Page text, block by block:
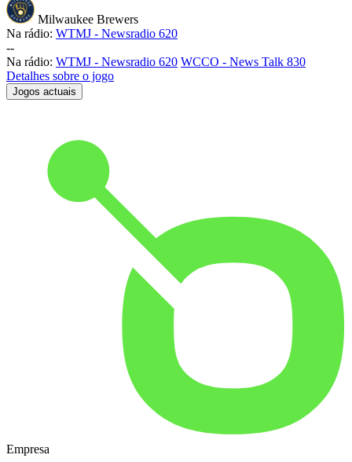
Milwaukee Brewers
Na rádio: WTMJ - Newsradio 620
--
Na rádio: WTMJ - Newsradio 620 WCCO - News Talk 830
Detalhes sobre o jogo
Jogos actuais
Empresa